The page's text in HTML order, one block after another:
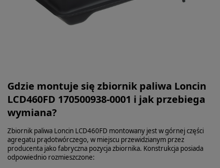
Gdzie montuje się zbiornik paliwa Loncin
LCD460FD 170500938-0001 i jak przebiega
wymiana?
Zbiornik paliwa Loncin LCD460FD montowany jest w górnej części
agregatu prądotwórczego, w miejscu przewidzianym przez
producenta jako fabryczna pozycja zbiornika. Konstrukcja posiada
odpowiednio rozmieszczone: